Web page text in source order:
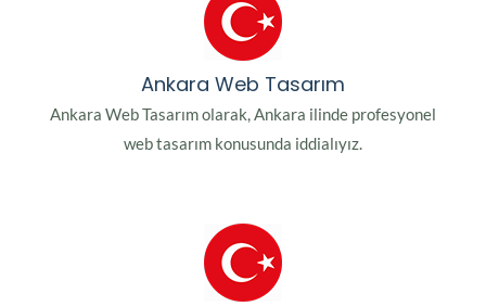
Ankara Web Tasarım
Ankara Web Tasarım olarak, Ankara ilinde profesyonel
web tasarım konusunda iddialıyız.